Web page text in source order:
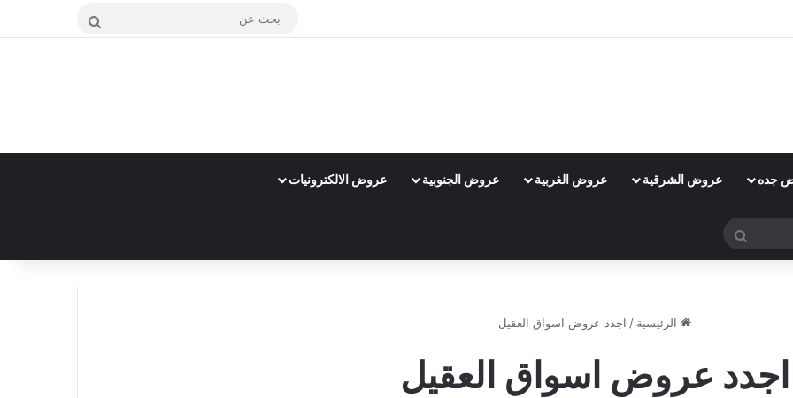
بحث
جده عروض الشرقية عروض الغربية عروض الجنوبية عروض الالكترونيات
بحث
الرئيسية / اجدد عروض اسواق العقيل
اجدد عروض اسواق العقيل